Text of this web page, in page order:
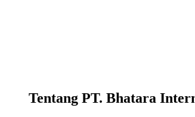
Tentang PT. Bhatara